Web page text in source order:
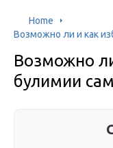
Home
Возможно ли и как
Возможно
булимии